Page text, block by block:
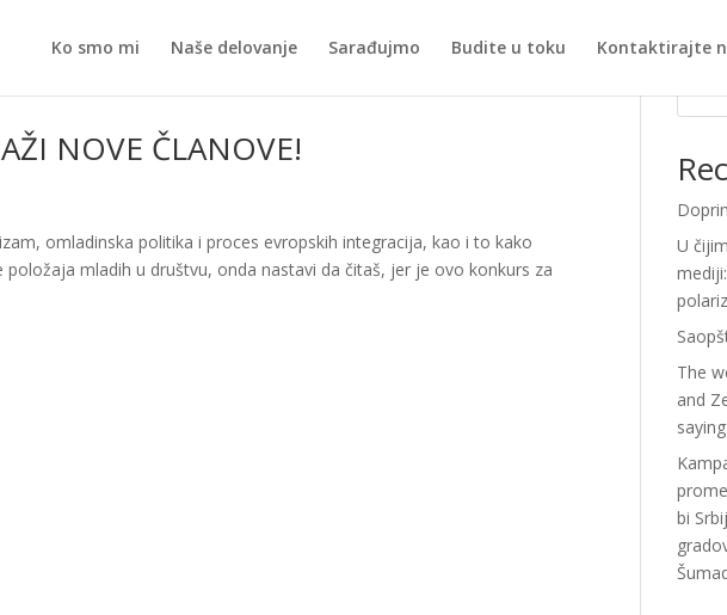
Ko smo mi Naše delovanje Sarađujmo Budite u toku Kontaktirajte
NOVE ČLANOVE!
omladinska politika i proces evropskih integracija, kao i to kako
mladih u društvu, onda nastavi da čitaš, jer je ovo konkurs za
U
The
and
bi